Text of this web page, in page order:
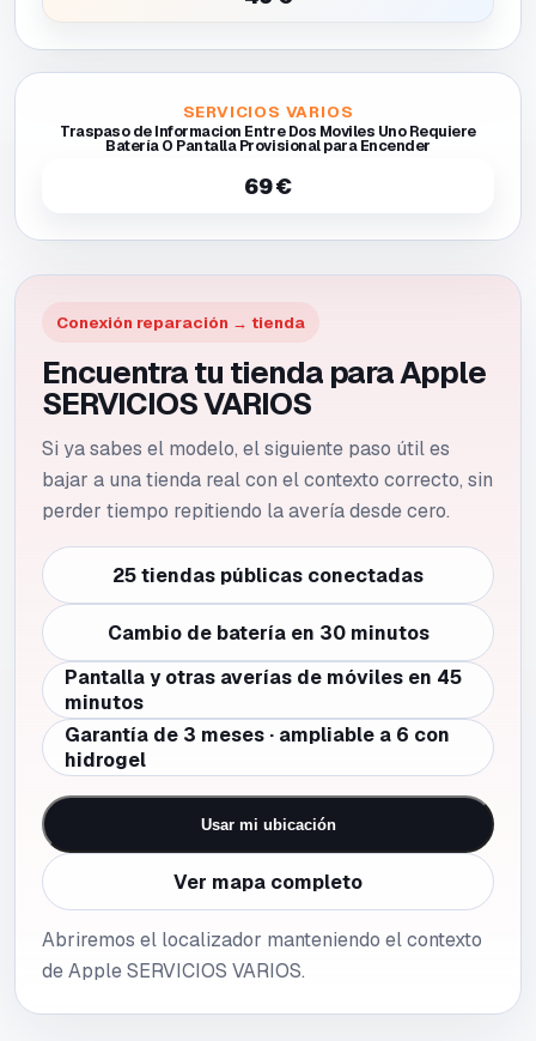
SERVICIOS VARIOS
Traspaso de Informacion Entre Dos Moviles Uno Requiere
Batería O Pantalla Provisional para Encender
69 €
Conexión reparación → tienda
Encuentra tu tienda para Apple
SERVICIOS VARIOS
Si ya sabes el modelo, el siguiente paso útil es
bajar a una tienda real con el contexto correcto, sin
perder tiempo repitiendo la avería desde cero.
25 tiendas públicas conectadas
Cambio de batería en 30 minutos
Pantalla y otras averías de móviles en 45
minutos
Garantía de 3 meses · ampliable a 6 con
hidrogel
Usar mi ubicación
Ver mapa completo
Abriremos el localizador manteniendo el contexto
de Apple SERVICIOS VARIOS.